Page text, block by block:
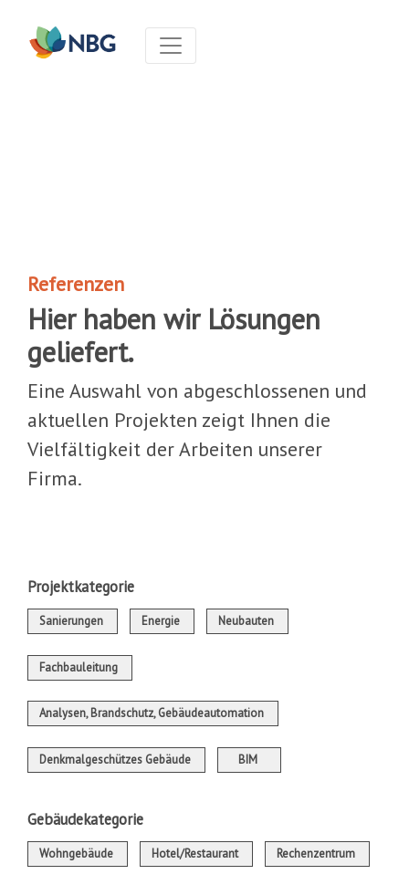
Referenzen
Hier haben wir Lösungen
geliefert.
Eine Auswahl von abgeschlossenen und
aktuellen Projekten zeigt Ihnen die
Vielfältigkeit der Arbeiten unserer
Firma.
Projektkategorie
Sanierungen Energie Neubauten
Fachbauleitung
Analysen, Brandschutz, Gebäudeautomation
Denkmalgeschützes Gebäude BIM
Gebäudekategorie
Wohngebäude Hotel/Restaurant Rechenzentrum